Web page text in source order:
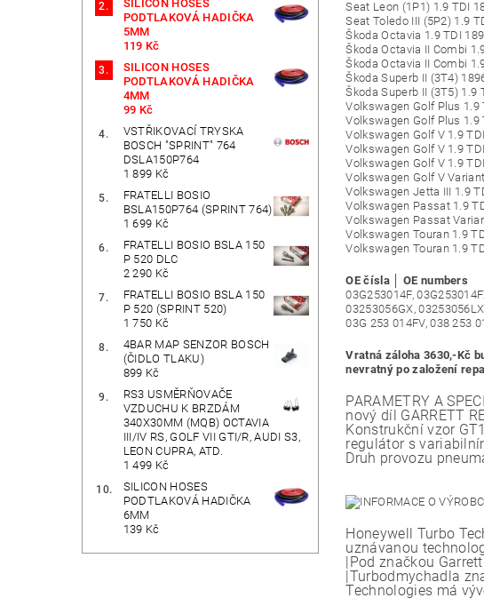
SILICON HOSES
PODTLAKOVÁ HADIČKA
5MM
119 Kč
SILICON HOSES
PODTLAKOVÁ HADIČKA
4MM
99 Kč
VSTŘIKOVACÍ TRYSKA
BOSCH "SPRINT" 764
DSLA150P764
1 899 Kč
FRATELLI BOSIO
BSLA150P764 (SPRINT 764)
1 699 Kč
FRATELLI BOSIO BSLA 150
P 520 DLC
2 290 Kč
FRATELLI BOSIO BSLA 150
P 520 (SPRINT 520)
1 750 Kč
4BAR MAP SENZOR BOSCH
(ČIDLO TLAKU)
899 Kč
RS3 USMĚRŇOVAČE
VZDUCHU K BRZDÁM
340X30MM (MQB) OCTAVIA
III/IV RS, GOLF VII GTI/R, AUDI S3,
LEON CUPRA, ATD.
1 499 Kč
SILICON HOSES
PODTLAKOVÁ HADIČKA
6MM
139 Kč
Seat Leon (1P1) 1.9 TDI
Seat Toledo III (5P2) 1.9
Škoda Octavia 1.9 TDI
Škoda Octavia II Combi
Škoda Octavia II Combi
Škoda Superb II (3T4)
Škoda Superb II (3T5) 1.9
Volkswagen Golf Plus 1.9
Volkswagen Golf Plus 1.9
Volkswagen Golf V 1.9
Volkswagen Golf V 1.9
Volkswagen Golf V 1.9
Volkswagen Golf V
Volkswagen Jetta III 1.9
Volkswagen Passat 1.9
Volkswagen Passat
Volkswagen Touran 1.9
Volkswagen Touran 1.9
OE čísla │ OE numbers
03G253014F,
03253056GX,
03G 253 014FV, 038 253
Vratná záloha 3630,-Kč
nevratný po založení
PARAMETRY A
nový díl GARRETT
Konstrukční vzor
regulátor s
Druh provozu
Honeywell Turbo
uznávanou
|Pod značkou
|Turbodmychadla
Technologies má